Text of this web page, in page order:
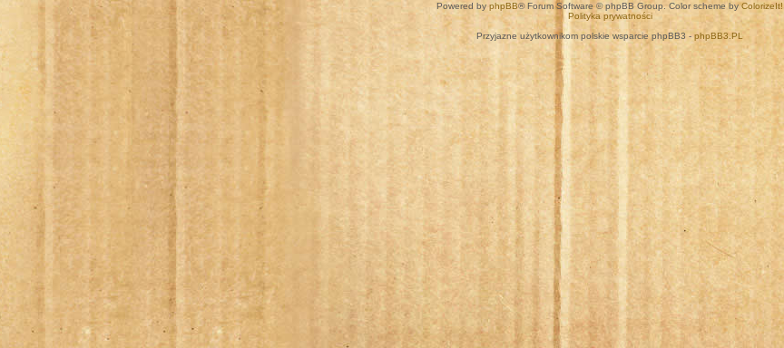
Powered by phpBB® Forum Software © phpBB Group. Color scheme byColorizeIt!
Polityka prywatności
Przyjazne użytkownikom polskie wsparcie phpBB3 -phpBB3.PL